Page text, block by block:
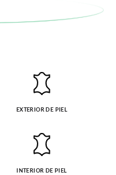
EXTERIOR DE PIEL
INTERIOR DE PIEL